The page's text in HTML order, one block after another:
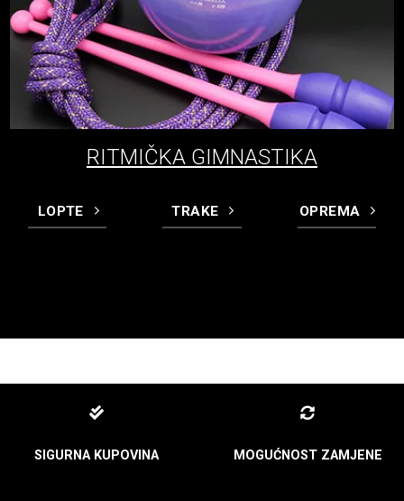
RITMIČKA GIMNASTIKA
LOPTE TRAKE OPREMA
SIGURNA KUPOVINA MOGUĆNOST ZAMJENE